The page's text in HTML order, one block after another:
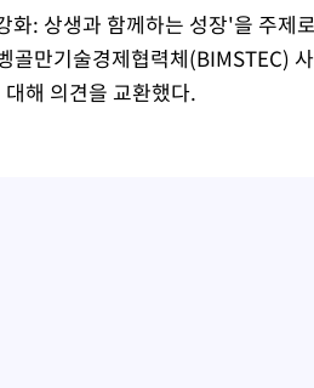
: 상생과 함께하는 성장'을 주제
골만기술경제협력체(BIMSTEC)
해 의견을 교환했다.